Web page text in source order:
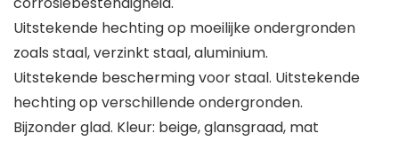
Uitstekende hechting op moeilijke ondergronden
zoals staal, verzinkt staal, aluminium.
Uitstekende bescherming voor staal. Uitstekende
hechting op verschillende ondergronden.
Bijzonder glad. Kleur: beige, glansgraad, mat